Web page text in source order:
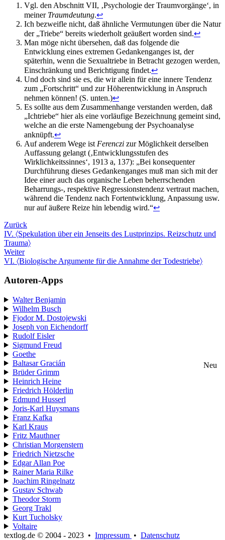
Vgl. den Abschnitt VII, ‚Psychologie der Traumvorgänge‘, in
meiner Traumdeutung.↩
Ich bezweifle nicht, daß ähnliche Vermutungen über die Natur
der „Triebe“ bereits wiederholt geäußert worden sind.↩
Man möge nicht übersehen, daß das folgende die
Entwicklung eines extremen Gedankenganges ist, der
späterhin, wenn die Sexualtriebe in Betracht gezogen werden,
Einschränkung und Berichtigung findet.↩
Und doch sind sie es, die wir allein für eine innere Tendenz
zum „Fortschritt“ und zur Höherentwicklung in Anspruch
nehmen können! (S. unten.)↩
Es sollte aus dem Zusammenhange verstanden werden, daß
„Ichtriebe“ hier als eine vorläufige Bezeichnung gemeint sind,
welche an die erste Namengebung der Psychoanalyse
anknüpft.↩
Auf anderem Wege ist Ferenczi zur Möglichkeit derselben
Auffassung gelangt (‚Entwicklungsstufen des
Wirklichkeitssinnes‘, 1913 a, 137): „Bei konsequenter
Durchführung dieses Gedankenganges muß man sich mit der
Idee einer auch das organische Leben beherrschenden
Beharrungs-, respektive Regressionstendenz vertraut machen,
während die Tendenz nach Fortentwicklung, Anpassung usw.
nur auf äußere Reize hin lebendig wird.“↩
Zurück
IV. 〈Spekulation über ein Jenseits des Lustprinzips. Reizschutz und
Trauma〉
Weiter
VI. 〈Biologische Argumente für die Annahme der Todestriebe〉
Autoren-Apps
Walter Benjamin
Wilhelm Busch
Fjodor M. Dostojewski
Joseph von Eichendorff
Rudolf Eisler
Sigmund Freud
Goethe
Baltasar Gracián
Neu
Brüder Grimm
Heinrich Heine
Friedrich Hölderlin
Edmund Husserl
Joris-Karl Huysmans
Franz Kafka
Karl Kraus
Fritz Mauthner
Christian Morgenstern
Friedrich Nietzsche
Edgar Allan Poe
Rainer Maria Rilke
Joachim Ringelnatz
Gustav Schwab
Theodor Storm
Georg Trakl
Kurt Tucholsky
Voltaire
textlog.de © 2004 - 2023 • Impressum • Datenschutz